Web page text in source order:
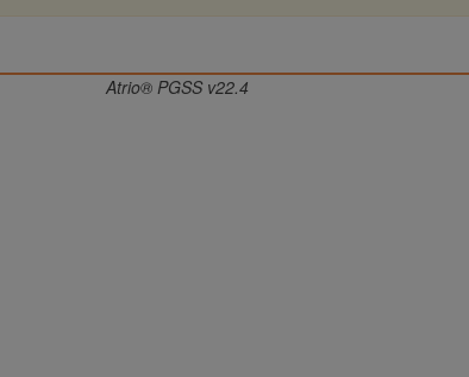
Atrio® PGSS v22.4